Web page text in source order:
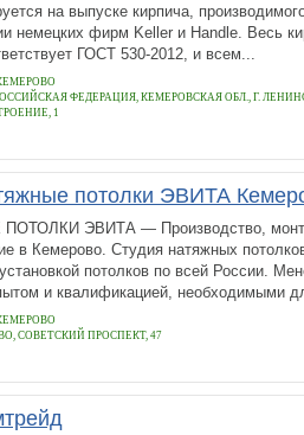
на выпуске кирпича,
немецких фирм Keller и Handle. Весь
ГОСТ 530-2012, и всем...
ФЕДЕРАЦИЯ, КЕМЕРОВСКАЯ ОБЛ., Г.
1
26
потолки ЭВИТА
ЭВИТА — Производство,
в Кемерово. Студия натяжных
потолков по всей России.
и квалификацией, необходимыми
СОВЕТСКИЙ ПРОСПЕКТ, 47